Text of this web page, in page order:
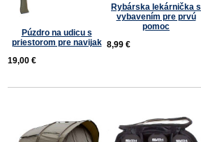
Púzdro na udicu s
priestorom pre navijak
19,00 €
Rybárska lekárnička s
vybavením pre prvú
pomoc
8,99 €